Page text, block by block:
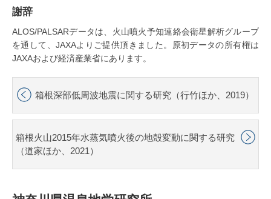
謝辞
ALOS/PALSARデータは、火山噴火予知連絡会衛星解析グループ
を通して、JAXAよりご提供頂きました。原初データの所有権は
JAXAおよび経済産業省にあります。
箱根深部低周波地震に関する研究（行竹ほか、2019）
箱根火山2015年水蒸気噴火後の地殻変動に関する研究
（道家ほか、2021）